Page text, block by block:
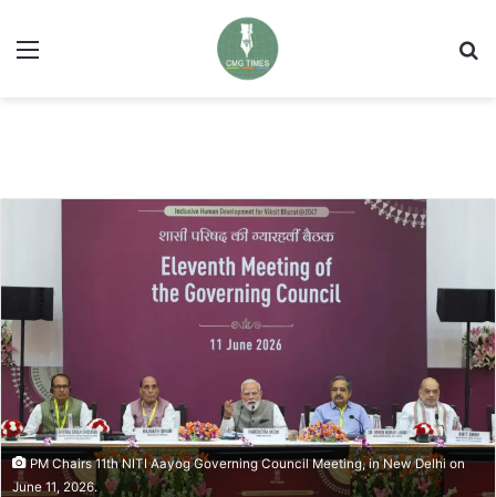
Menu
PM Chairs 11th NITI Aayog Governing Council Meeting, in New Delhi on
June 11, 2026.